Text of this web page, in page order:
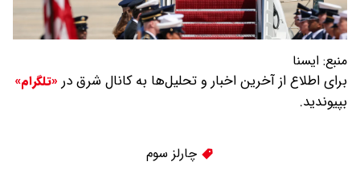
منبع: ايسنا
برای اطلاع از آخرین اخبار و تحلیل‌ها به کانال شرق در «تلگرام»
بپیوندید.
چارلز سوم